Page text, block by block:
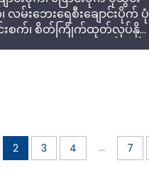
လမ်းဘေးရေစီးချောင်းပိုက် ပုံ
းစက်၊ စိတ်ကြိုက်ထုတ်လုပ်နိုင်
2 3 4 ... 7